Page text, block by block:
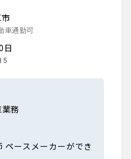
車通勤可
日
業務
ペースメーカーができ